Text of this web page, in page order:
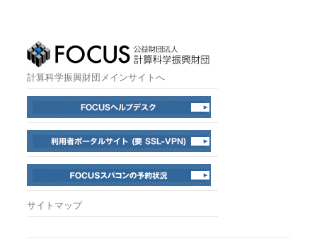
計算科学振興財団メインサイトへ
サイトマップ